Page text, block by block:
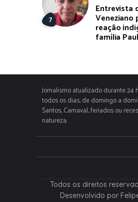
Entrevista
Veneziano
reação
família
Jornalismo atualizado durante 24
todos os dias, de domingo a
Santos, Carnaval, feriados ou
natureza.
Todos os direitos
Desenvolvido por